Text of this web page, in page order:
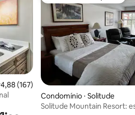
de uma avaliação média de 5, 167
4,88 (167)
Condomínio ⋅ Solitude
Solitude Mountain Resort: